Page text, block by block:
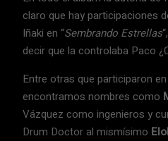
claro que hay participaciones
Iñaki en “Sembrando Estrellas
decir que la controlaba Paco
Entre otras que participaron
encontramos nombres como
Vázquez como ingenieros y
Drum Doctor al mismísimo